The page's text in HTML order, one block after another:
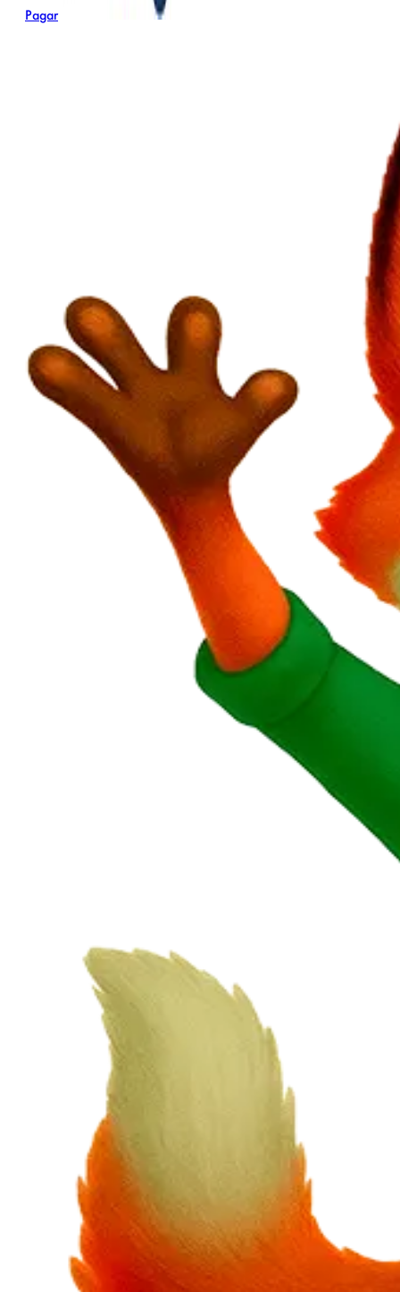
Pagar